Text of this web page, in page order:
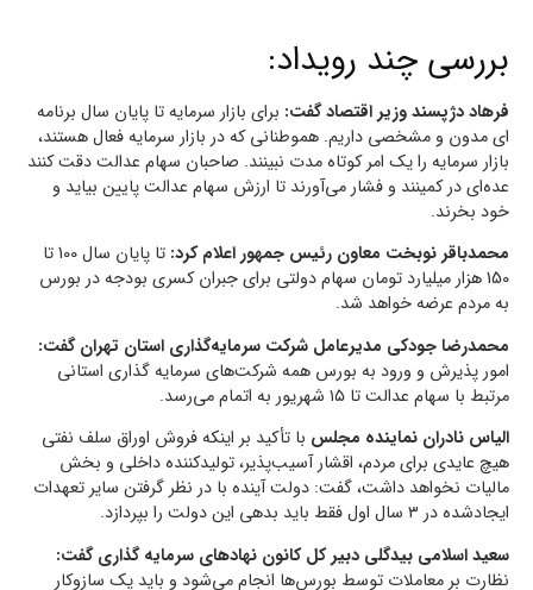
بررسی چند رویداد:
فرهاد دژپسند وزیر اقتصاد گفت: برای بازار سرمایه تا پایان سال برنامه
ای مدون و مشخصی داریم. ️هموطنانی که در بازار سرمایه فعال هستند،
بازار سرمایه را یک امر کوتاه مدت نبینند. صاحبان سهام عدالت دقت کنند
عده‌ای در کمینند و فشار می‌آورند تا ارزش سهام عدالت پایین بیاید و
خود بخرند.
محمدباقر نوبخت معاون رئیس جمهور اعلام کرد:
تا پایان سال 100 تا
150 هزار میلیارد تومان سهام دولتی برای جبران کسری بودجه در بورس
به مردم عرضه خواهد شد.
محمدرضا جودکی مدیرعامل شرکت سرمایه‌گذاری استان تهران گفت:
امور پذیرش و ورود به بورس همه شرکت‌های سرمایه‌ گذاری استانی
مرتبط با سهام عدالت تا ۱۵ شهریور به اتمام می‌رسد.
الیاس نادران نماینده مجلس با تأکید بر اینکه فروش اوراق سلف نفتی
هیچ عایدی برای مردم، اقشار آسیب‌پذیر، تولیدکننده داخلی و بخش
مالیات نخواهد داشت، گفت: دولت آینده با در نظر گرفتن سایر تعهدات
ایجادشده در ۳ سال اول فقط باید بدهی این دولت را بپردازد.
سعید اسلامی بیدگلی دبیر کل کانون نهادهای سرمایه گذاری گفت:
نظارت بر معاملات توسط بورس‌ها انجام می‌شود و باید یک سازوکار